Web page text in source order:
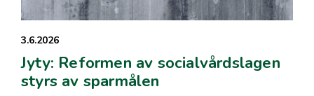
3.6.2026
Jyty: Reformen av socialvårdslagen
styrs av sparmålen